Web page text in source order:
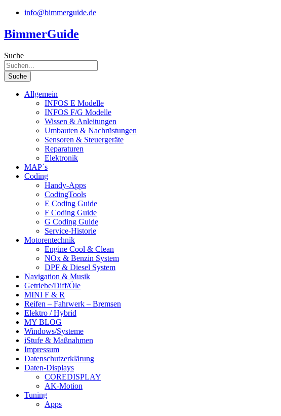
Zum
springen
info@bimmerguide.de
BimmerGuide
Suche
Suche
Allgemein
INFOS E Modelle
INFOS F/G Modelle
Wissen & Anleitungen
Umbauten & Nachrüstungen
Sensoren & Steuergeräte
Reparaturen
Elektronik
MAP´s
Coding
Handy-Apps
CodingTools
E Coding Guide
F Coding Guide
G Coding Guide
Service-Historie
Motorentechnik
Engine Cool & Clean
NOx & Benzin System
DPF & Diesel System
Navigation & Musik
Getriebe/Diff/Öle
MINI F & R
Reifen – Fahrwerk – Bremsen
Elektro / Hybrid
MY BLOG
Windows/Systeme
iStufe & Maßnahmen
Impressum
Datenschutzerklärung
Daten-Displays
COREDISPLAY
AK-Motion
Tuning
Apps